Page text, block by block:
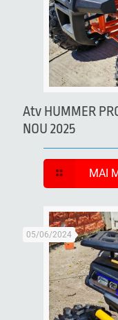
Atv HUMMER
NOU 2025
MAI
05/06/2024